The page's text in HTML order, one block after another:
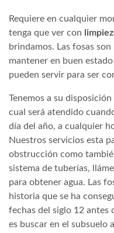
Requiere en cualquier
tenga que ver con
brindamos. Las fosas
mantener en buen
pueden servir para ser
Tenemos a su
cual será atendido
día del año, a cualquier
Nuestros servicios esta
obstrucción como
sistema de tuberías,
para obtener agua. Las
historia que se ha
fechas del siglo 12 antes
es buscar en el subsuelo